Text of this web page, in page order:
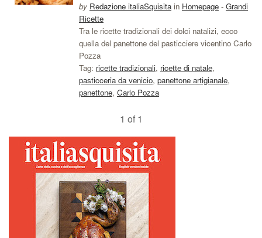
by Redazione italiaSquisitain Homepage - Grandi
Ricette
Tra le ricette tradizionali dei dolci natalizi, ecco
quella del panettone del pasticciere vicentino Carlo
Pozza
Tag: ricette tradizionali, ricette di natale,
pasticceria da venicio, panettone artigianale,
panettone, Carlo Pozza
1 of 1